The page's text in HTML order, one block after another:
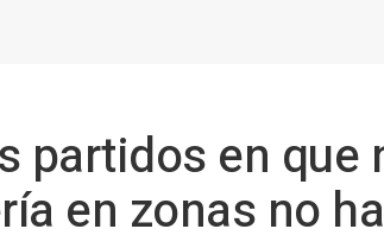
partidos en que
en zonas no